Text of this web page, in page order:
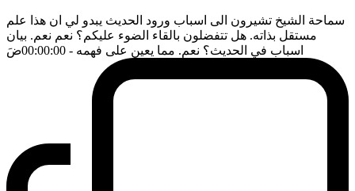
سماحة الشيخ تشيرون الى اسباب ورود الحديث يبدو لي ان هذا علم
مستقل بذاته. هل تتفضلون بالقاء الضوء عليكم؟ نعم نعم. بيان
اسباب في الحديث؟ نعم. مما يعين على فهمه - 00:00:00 ضَ